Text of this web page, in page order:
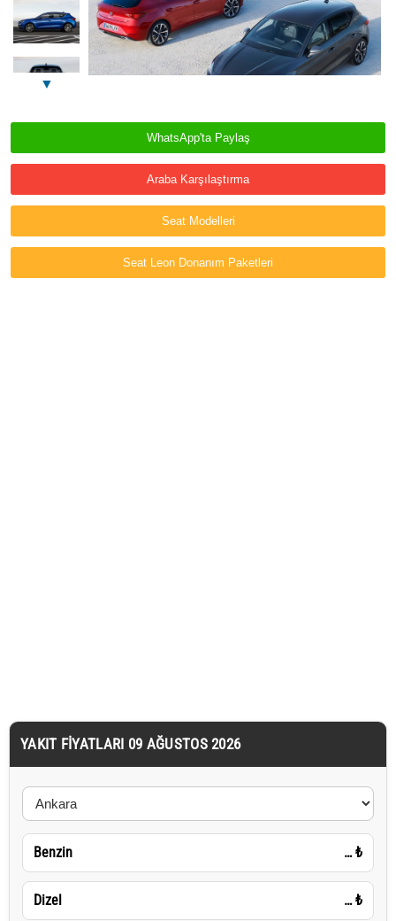
▼
WhatsApp'ta Paylaş
Araba Karşılaştırma
Seat Modelleri
Seat Leon Donanım Paketleri
YAKIT FIYATLARI 09 AĞUSTOS 2026
Benzin … ₺
Dizel … ₺